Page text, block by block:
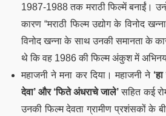
1987-1988 तक मराठी फिल्में बनाईं।
कारण “मराठी फिल्म उद्योग के विनोद
विनोद खन्ना के साथ उनकी समानता के
थे कि वह 1986 की फिल्म अंकुश में
महाजनी ने मना कर दिया। महाजनी ने
देवा’ और ‘फिते अंधराचे जाले’सहित कई
उनकी फिल्म देवता ग्रामीण प्रशंसकों के